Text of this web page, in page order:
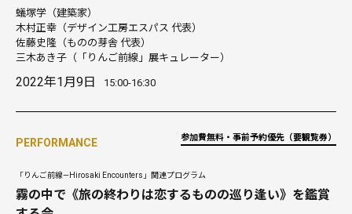
蟻塚学 （建築家）
木村正幸 （デザイン工房エスパス 代表）
佐藤史隆 （ものの芽舎 代表）
三木あき子 （「りんご前線」展キュレーター）
2022年1月9日 15:00-16:30
PERFORMANCE 参加費無料・事前予約優先（要観覧券）
「りんご前線—Hirosaki Encounters」関連プログラム
霧の中で《旅の終わりは恋するものの巡り逢い》を鑑賞